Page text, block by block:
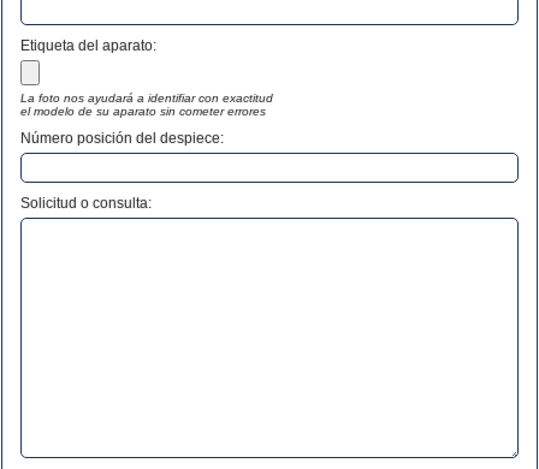
Etiqueta del aparato:
La foto nos ayudará a identifiar con exactitud
el modelo de su aparato sin cometer errores
Número posición del despiece:
Solicitud o consulta: